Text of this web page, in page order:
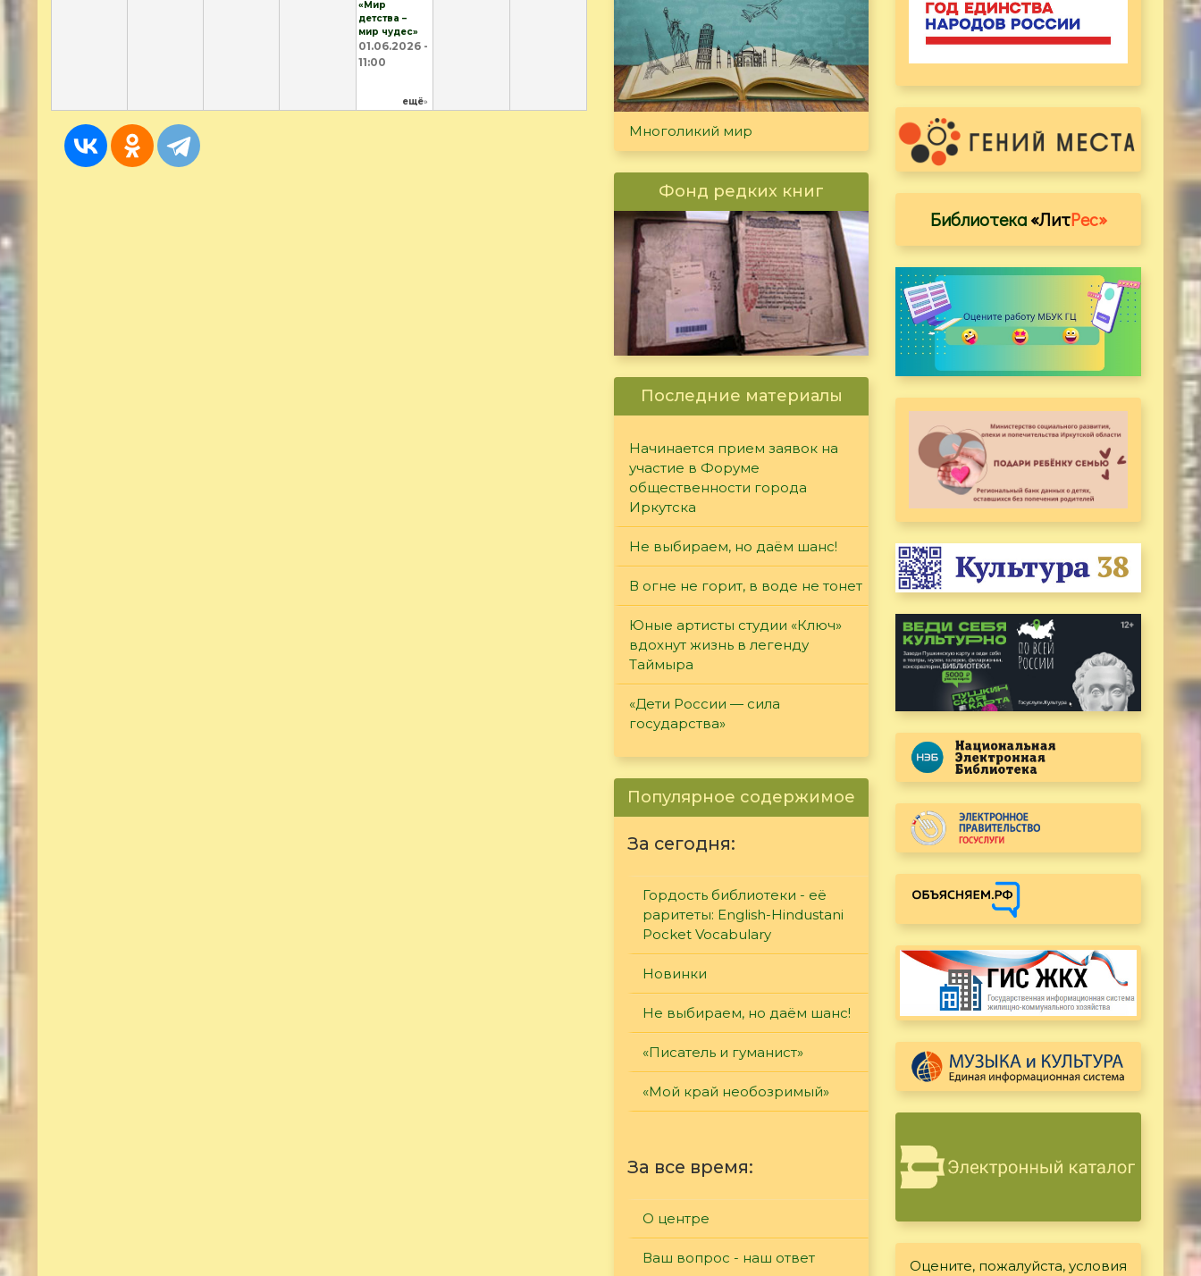
«Мир
детства –
мир чудес»
01.06.2026 -
11:00
ещё»
Многоликий мир
Фонд редких книг
Последние материалы
Начинается прием заявок на
участие в Форуме
общественности города
Иркутска
Не выбираем, но даём шанс!
В огне не горит, в воде не тонет
Юные артисты студии «Ключ»
вдохнут жизнь в легенду
Таймыра
«Дети России — сила
государства»
Популярное содержимое
За сегодня:
Гордость библиотеки - её
раритеты: English-Hindustani
Pocket Vocabulary
Новинки
Не выбираем, но даём шанс!
«Писатель и гуманист»
«Мой край необозримый»
За все время:
О центре
Ваш вопрос - наш ответ
Библиотека«ЛитРес»
Оцените, пожалуйста, условия